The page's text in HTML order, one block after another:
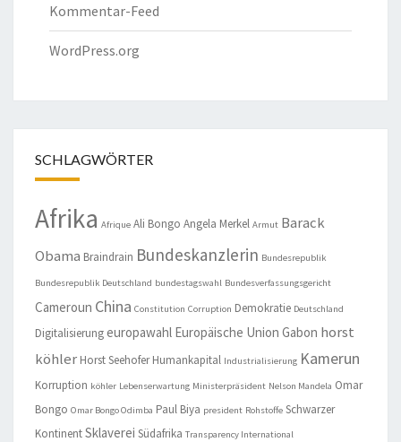
Kommentar-Feed
WordPress.org
SCHLAGWÖRTER
Afrika Afrique Ali Bongo Angela Merkel Armut Barack
Obama Braindrain Bundeskanzlerin Bundesrepublik
Bundesrepublik Deutschland bundestagswahl Bundesverfassungsgericht
Cameroun China Constitution Corruption Demokratie Deutschland
Digitalisierungeuropawahl Europäische Union Gabon horst
köhler Horst Seehofer Humankapital Industrialisierung Kamerun
Korruption köhler Lebenserwartung Ministerpräsident Nelson Mandela Omar
Bongo Omar Bongo Odimba Paul Biya president Rohstoffe Schwarzer
KontinentSklaverei Südafrika Transparency International